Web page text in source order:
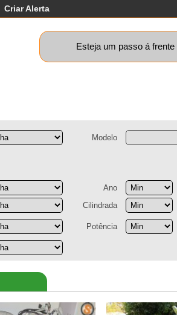
Criar Alerta
Esteja um passo á
Modelo
Ano
Cilindrada
Potência